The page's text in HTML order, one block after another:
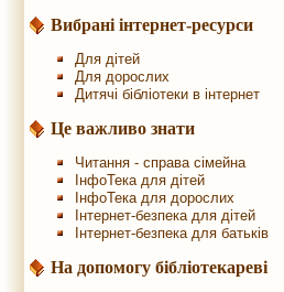
Вибрані інтернет-ресурси
Для дітей
Для дорослих
Дитячі бібліотеки в інтернет
Це важливо знати
Читання - справа сімейна
ІнфоТека для дітей
ІнфоТека для дорослих
Інтернет-безпека для дітей
Інтернет-безпека для батьків
На допомогу бібліотекареві